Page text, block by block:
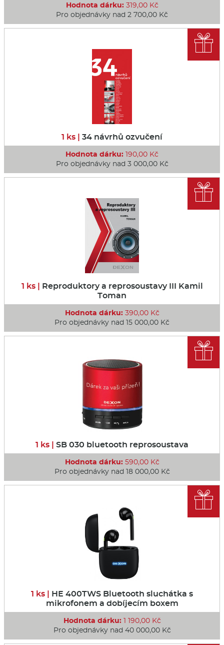
Hodnota dárku:319,00 Kč
Pro objednávky nad 2 700,00 Kč
1 ks | 34 návrhů ozvučení
Hodnota dárku: 190,00 Kč
Pro objednávky nad 3 000,00 Kč

1 ks | Reproduktory a reprosoustavy III Kamil
Toman
Hodnota dárku:390,00 Kč
Pro objednávky nad 15 000,00 Kč

1 ks | SB 030 bluetooth reprosoustava
Hodnota dárku:590,00 Kč
Pro objednávky nad 18 000,00 Kč

1 ks | HE 400TWS Bluetooth sluchátka s
mikrofonem a dobíjecím boxem
Hodnota dárku:1 190,00 Kč
Pro objednávky nad 40 000,00 Kč
